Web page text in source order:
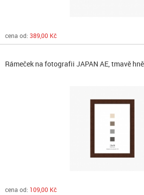
cena od: 389,00 Kč
Rámeček na fotografii JAPAN AE, tmavě
cena od: 109,00 Kč